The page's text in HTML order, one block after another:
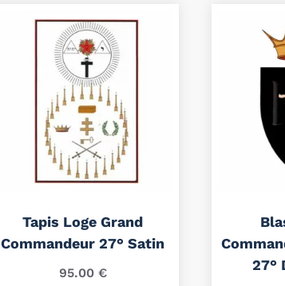
Tapis Loge Grand
Commandeur 27° Satin
95.00 €
27°